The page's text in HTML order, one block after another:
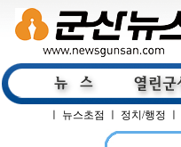
뉴스초점 정치/행정